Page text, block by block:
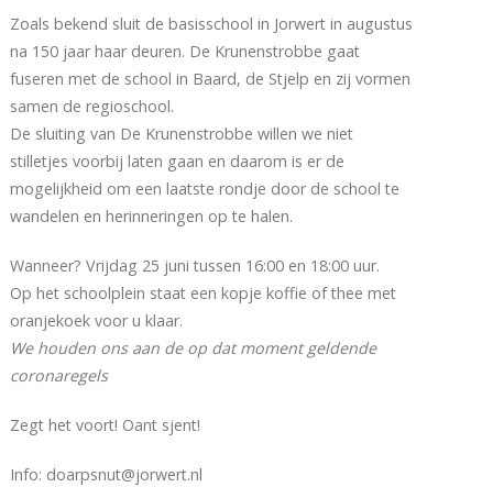
Zoals bekend sluit de basisschool in Jorwert in augustus
na 150 jaar haar deuren. De Krunenstrobbe gaat
fuseren met de school in Baard, de Stjelp en zij vormen
samen de regioschool.
De sluiting van De Krunenstrobbe willen we niet
stilletjes voorbij laten gaan en daarom is er de
mogelijkheid om een laatste rondje door de school te
wandelen en herinneringen op te halen.
Wanneer? Vrijdag 25 juni tussen 16:00 en 18:00 uur.
Op het schoolplein staat een kopje koffie of thee met
oranjekoek voor u klaar.
We houden ons aan de op dat moment geldende
coronaregels
Zegt het voort! Oant sjent!
Info: doarpsnut@jorwert.nl